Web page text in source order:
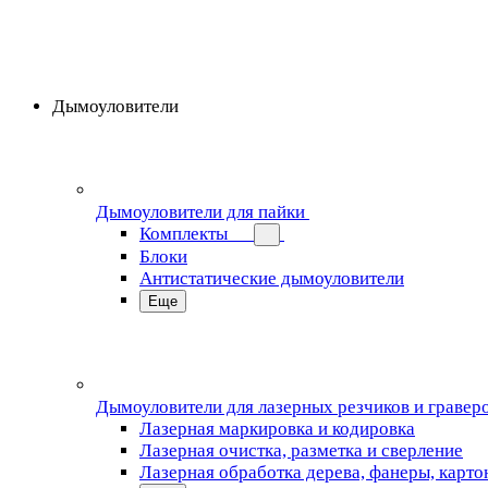
Дымоуловители
Дымоуловители для пайки
Комплекты
Блоки
Антистатические дымоуловители
Еще
Дымоуловители для лазерных резчиков и
Лазерная маркировка и кодировка
Лазерная очистка, разметка и сверление
Лазерная обработка дерева, фанеры,